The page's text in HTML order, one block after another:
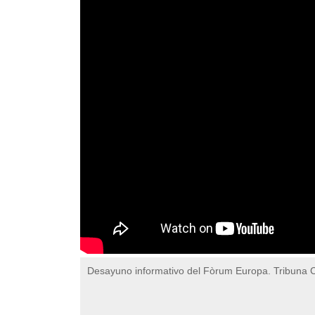
Desayuno informativo del Fòrum Europa. Tribuna